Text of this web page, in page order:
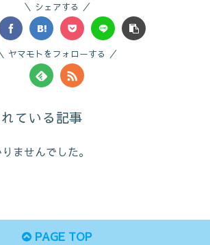
シェアする
ヤマモトをフォローする
ている記事
ませんでした。
PAGE TOP